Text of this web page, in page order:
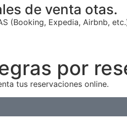
de venta otas.
(Booking, Expedia, Airbnb,
por
tus reservaciones online.